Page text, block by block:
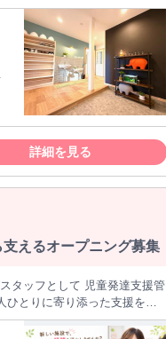
たちを迎える環境を整えま
どもたちへの想いを共有
々との 面
くことで、 真のパートナーシ
詳細を見る
えるオープニング募集
タッフとして 児童発達支援管